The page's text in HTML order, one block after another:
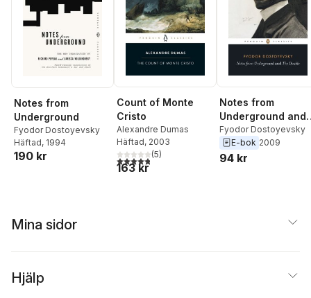
Notes from
Underground
Fyodor Dostoyevsky
Häftad, 1994
190 kr
Count of Monte
Cristo
Alexandre Dumas
Häftad, 2003
4,8utav 5 stjärnor. Totalt antal röster:
(5)
163 kr
Notes from
Underground and
the Double
Fyodor Dostoyevsky
E-bok 2009
94 kr
Mina sidor
Hjälp